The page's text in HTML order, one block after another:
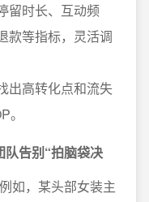
留时长、互动频
款等指标，灵活调
出高转化点和流失
告别“拍脑袋决
例如，某头部女装主